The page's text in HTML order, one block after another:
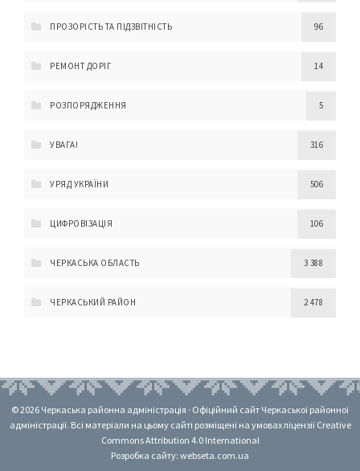
ПРОЗОРІСТЬ ТА ПІДЗВІТНІСТЬ 96
РЕМОНТ ДОРІГ 14
РОЗПОРЯДЖЕННЯ 5
УВАГА! 316
УРЯД УКРАЇНИ 506
ЦИФРОВІЗАЦІЯ 106
ЧЕРКАСЬКА ОБЛАСТЬ 3 388
ЧЕРКАСЬКИЙ РАЙОН 2 478
© 2026 Черкаська районна адміністрація · Офіційний сайт Черкаської районної
адміністрації. Всі матеріали на цьому сайті розміщені на умовах ліцензії Creative
Commons Attribution 4.0 International
Розробка сайту: webseta.com.ua